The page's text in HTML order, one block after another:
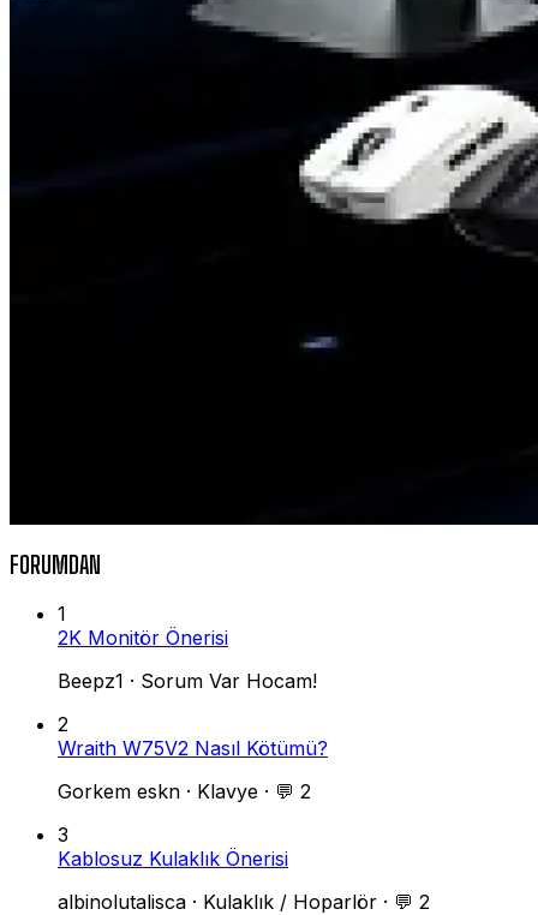
FORUMDAN
1
2K Monitör Önerisi
Beepz1 · Sorum Var Hocam!
2
Wraith W75V2 Nasıl Kötümü?
Gorkem eskn · Klavye · 💬 2
3
Kablosuz Kulaklık Önerisi
albinolutalisca · Kulaklık / Hoparlör · 💬 2